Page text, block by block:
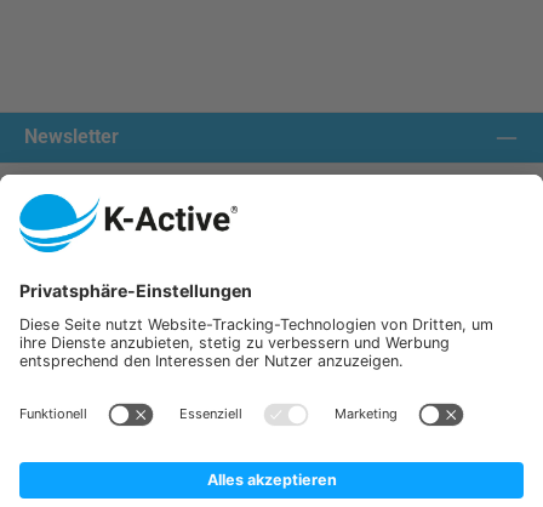
Newsletter
Unsere Communities
Wir versenden mit:
K-Active Europe GmbH